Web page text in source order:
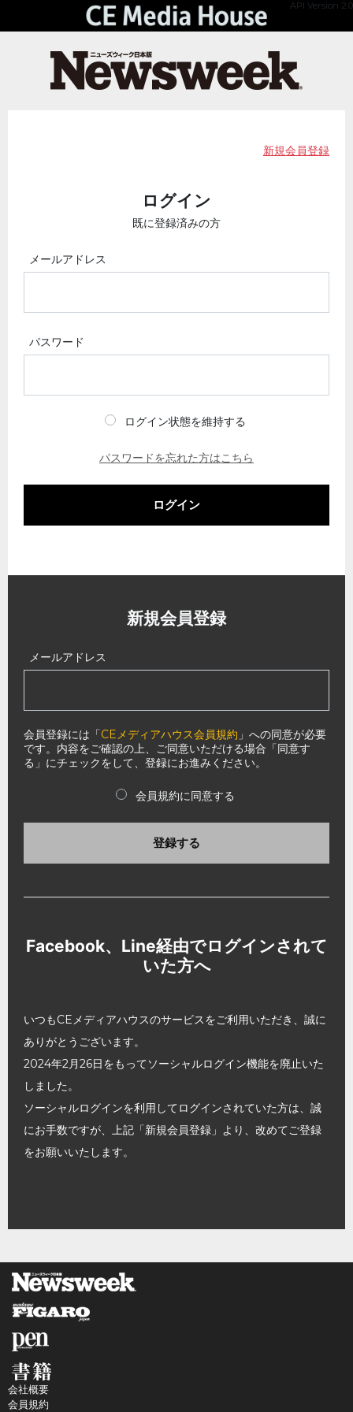
API Version 2.0
新規会員登録
ログイン
既に登録済みの方
メールアドレス
パスワード
ログイン状態を維持する
パスワードを忘れた方はこちら
ログイン
新規会員登録
メールアドレス
会員登録には「CEメディアハウス会員規約 」への同意が必要
です。内容をご確認の上、ご同意いただける場合「同意す
る」にチェックをして、登録にお進みください。
会員規約に同意する
登録する
Facebook、Line経由でログインされて
いた方へ
いつもCEメディアハウスのサービスをご利用いただき、誠に
ありがとうございます。
2024年2月26日をもってソーシャルログイン機能を廃止いた
しました。
ソーシャルログインを利用してログインされていた方は、誠
にお手数ですが、上記「新規会員登録」より、改めてご登録
をお願いいたします。
会社概要
会員規約